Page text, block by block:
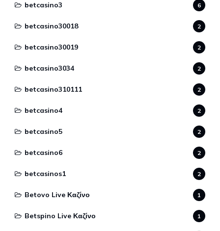
betcasino3 6
betcasino30018 2
betcasino30019 2
betcasino3034 2
betcasino310111 2
betcasino4 2
betcasino5 2
betcasino6 2
betcasinos1 2
Betovo Live Καζίνο 1
Betspino Live Καζίνο 1